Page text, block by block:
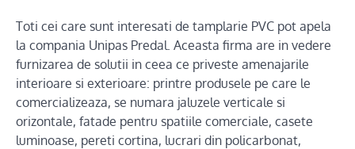
Toti cei care sunt interesati de tamplarie PVC pot apela
la compania Unipas Predal. Aceasta firma are in vedere
furnizarea de solutii in ceea ce priveste amenajarile
interioare si exterioare: printre produsele pe care le
comercializeaza, se numara jaluzele verticale si
orizontale, fatade pentru spatiile comerciale, casete
luminoase, pereti cortina, lucrari din policarbonat,